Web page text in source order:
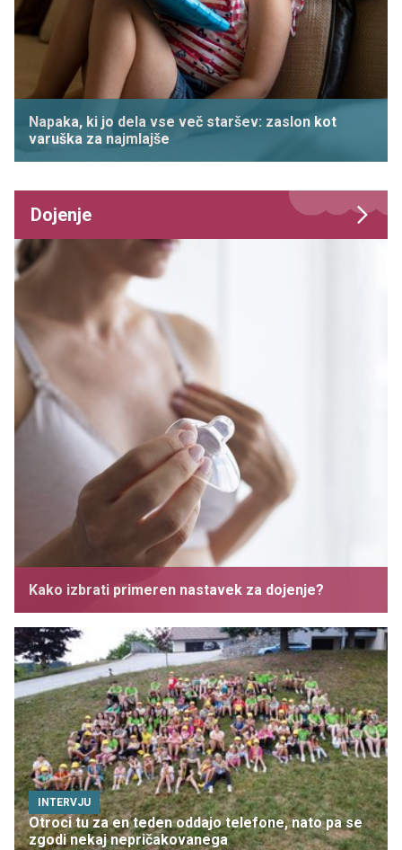
Napaka, ki jo dela vse več staršev: zaslon kot
varuška za najmlajše
Dojenje
Kako izbrati primeren nastavek za dojenje?
INTERVJU
Otroci tu za en teden oddajo telefone, nato pa se
zgodi nekaj nepričakovanega